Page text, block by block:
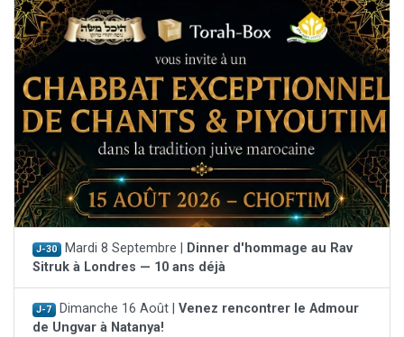
J-30 Mardi 8 Septembre |
Dinner d'hommage au Rav
Sitruk à Londres — 10 ans déjà
J-7 Dimanche 16 Août | Venez rencontrer le Admour
de Ungvar à Natanya!